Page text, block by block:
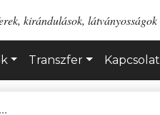
kirándulások, látványosságok
Transzfer Kapcsolat